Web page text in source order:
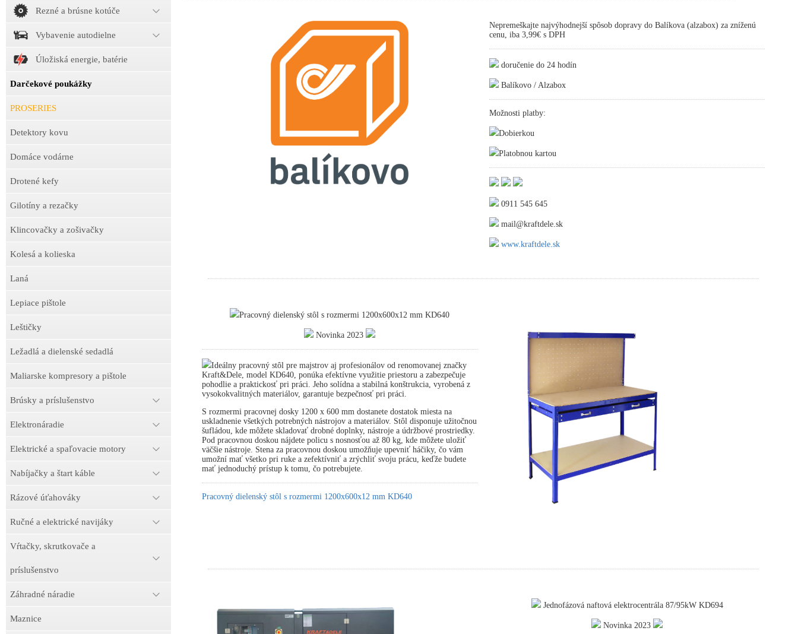
Rezné a brúsne kotúče
Vybavenie autodielne
Úložiská energie, batérie
Darčekové poukážky
PROSERIES
Detektory kovu
Domáce vodárne
Drotené kefy
Gilotíny a rezačky
Klincovačky a zošivačky
Kolesá a kolieska
Laná
Lepiace pištole
Leštičky
Ležadlá a dielenské sedadlá
Maliarske kompresory a pištole
Brúsky a príslušenstvo
Elektronáradie
Elektrické a spaľovacie motory
Nabíjačky a štart káble
Rázové úťahováky
Ručné a elektrické navijáky
Vŕtačky, skrutkovače a
príslušenstvo
Záhradné náradie
Maznice
Nepremeškajte najvýhodnejší spôsob dopravy do Balíkova (alzabox) za zníženú
cenu, iba 3,99€ s DPH
doručenie do 24 hodín
Balíkovo / Alzabox
Možnosti platby:
Dobierkou
Platobnou kartou
0911 545 645
mail@kraftdele.sk
www.kraftdele.sk
Pracovný dielenský stôl s rozmermi 1200x600x12 mm KD640
Novinka 2023
Ideálny pracovný stôl pre majstrov aj profesionálov od renomovanej značky
Kraft&Dele, model KD640, ponúka efektívne využitie priestoru a zabezpečuje
pohodlie a praktickosť pri práci. Jeho solídna a stabilná konštrukcia, vyrobená z
vysokokvalitných materiálov, garantuje bezpečnosť pri práci.
S rozmermi pracovnej dosky 1200 x 600 mm dostanete dostatok miesta na
uskladnenie všetkých potrebných nástrojov a materiálov. Stôl disponuje užitočnou
šufládou, kde môžete skladovať drobné doplnky, nástroje a údržbové prostriedky.
Pod pracovnou doskou nájdete policu s nosnosťou až 80 kg, kde môžete uložiť
väčšie nástroje. Stena za pracovnou doskou umožňuje upevniť háčiky, čo vám
umožní mať všetko pri ruke a zefektívniť a zrýchliť svoju prácu, keďže budete
mať jednoduchý prístup k tomu, čo potrebujete.
Pracovný dielenský stôl s rozmermi 1200x600x12 mm KD640
Jednofázová naftová elektrocentrála 87/95kW KD694
Novinka 2023